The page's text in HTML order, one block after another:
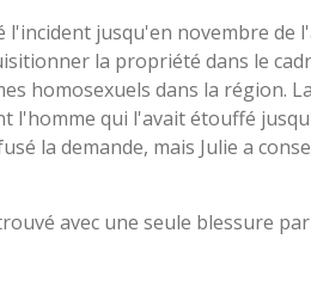
l'incident jusqu'en novembre de
la propriété dans le
homosexuels dans la région.
l'homme qui l'avait étouffé
la demande, mais Julie a
avec une seule blessure